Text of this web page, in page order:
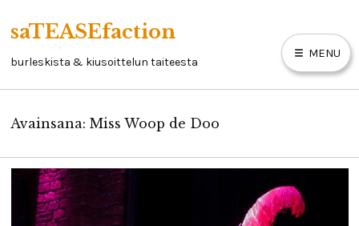
content
saTEASEfaction
burleskista & kiusoittelun taiteesta
MENU
ARTIKKELIT
LINKKEJÄ
Avainsana: Miss Woop de Doo